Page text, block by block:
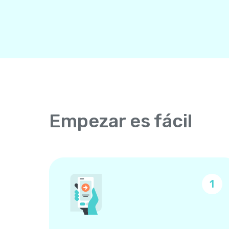
Empezar es fácil
1